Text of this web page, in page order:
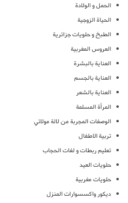
الحمل و الولادة
الحياة الزوجية
الطبخ و حلويات جزائرية
العروس المغربية
العناية بالبشرة
العناية بالجسم
العناية بالشعر
المرأة المسلمة
الوصفات المجربة من لالة مولاتي
تربية الاطفال
تعليم ربطات و لفات الحجاب
حلويات العيد
حلويات مغربية
ديكور واكسسوارات المنزل